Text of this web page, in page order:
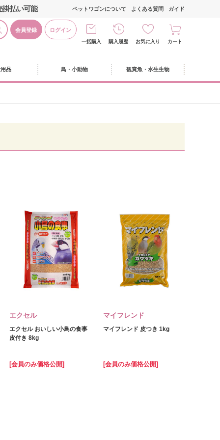
掛払い可能
会員登録 ログイン
ペットワゴンについて よくある質問 ガイド
一括購入 購入履歴 お気に入り カート
品 鳥・小動物 観賞魚・水生生物
エクセル
エクセル おいしい小鳥の食事
皮付き 8kg
[会員のみ価格公開]
マイフレンド
マイフレンド 皮つき 1kg
[会員のみ価格公開]